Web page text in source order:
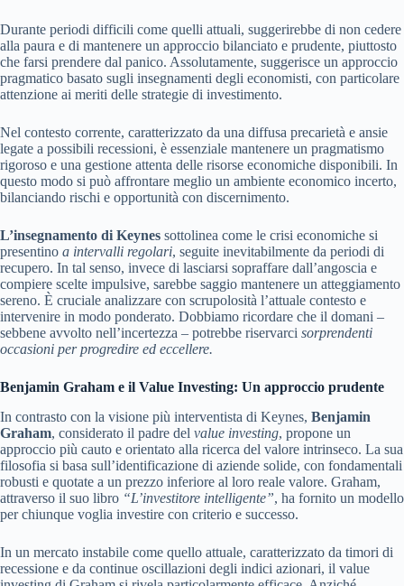
Durante periodi difficili come quelli attuali, suggerirebbe di non cedere
alla paura e di mantenere un approccio bilanciato e prudente, piuttosto
che farsi prendere dal panico. Assolutamente, suggerisce un approccio
pragmatico basato sugli insegnamenti degli economisti, con particolare
attenzione ai meriti delle strategie di investimento.
Nel contesto corrente, caratterizzato da una diffusa precarietà e ansie
legate a possibili recessioni, è essenziale mantenere un pragmatismo
rigoroso e una gestione attenta delle risorse economiche disponibili. In
questo modo si può affrontare meglio un ambiente economico incerto,
bilanciando rischi e opportunità con discernimento.
L’insegnamento di Keynes sottolinea come le crisi economiche si
presentino a intervalli regolari, seguite inevitabilmente da periodi di
recupero. In tal senso, invece di lasciarsi sopraffare dall’angoscia e
compiere scelte impulsive, sarebbe saggio mantenere un atteggiamento
sereno. È cruciale analizzare con scrupolosità l’attuale contesto e
intervenire in modo ponderato. Dobbiamo ricordare che il domani –
sebbene avvolto nell’incertezza – potrebbe riservarci sorprendenti
occasioni per progredire ed eccellere.
Benjamin Graham e il Value Investing: Un approccio prudente
In contrasto con la visione più interventista di Keynes, Benjamin
Graham, considerato il padre del value investing, propone un
approccio più cauto e orientato alla ricerca del valore intrinseco. La sua
filosofia si basa sull’identificazione di aziende solide, con fondamentali
robusti e quotate a un prezzo inferiore al loro reale valore. Graham,
attraverso il suo libro “L’investitore intelligente”, ha fornito un modello
per chiunque voglia investire con criterio e successo.
In un mercato instabile come quello attuale, caratterizzato da timori di
recessione e da continue oscillazioni degli indici azionari, il value